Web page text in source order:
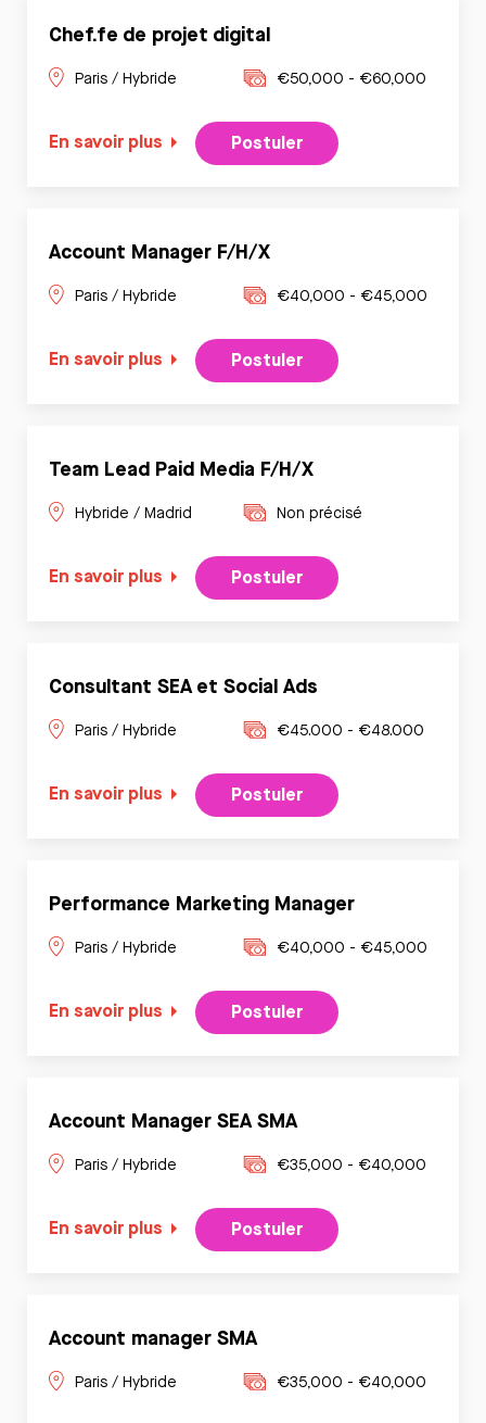
Chef.fe de projet digital
Paris / Hybride €50,000 - €60,000
En savoir plus Postuler
Account Manager F/H/X
Paris / Hybride €40,000 - €45,000
En savoir plus Postuler
Team Lead Paid Media F/H/X
Hybride / Madrid Non précisé
En savoir plus Postuler
Consultant SEA et Social Ads
Paris / Hybride €45.000 - €48.000
En savoir plus Postuler
Performance Marketing Manager
Paris / Hybride €40,000 - €45,000
En savoir plus Postuler
Account Manager SEA SMA
Paris / Hybride €35,000 - €40,000
En savoir plus Postuler
Account manager SMA
Paris / Hybride €35,000 - €40,000